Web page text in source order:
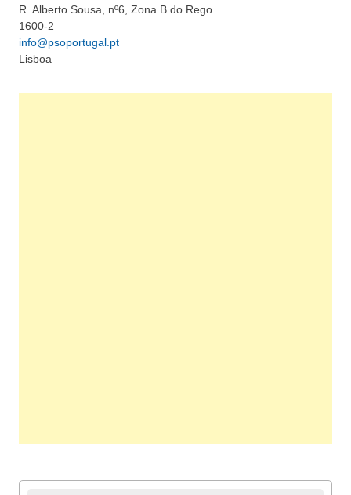
R. Alberto Sousa, nº6, Zona B do Rego
1600-2
info@psoportugal.pt
Lisboa